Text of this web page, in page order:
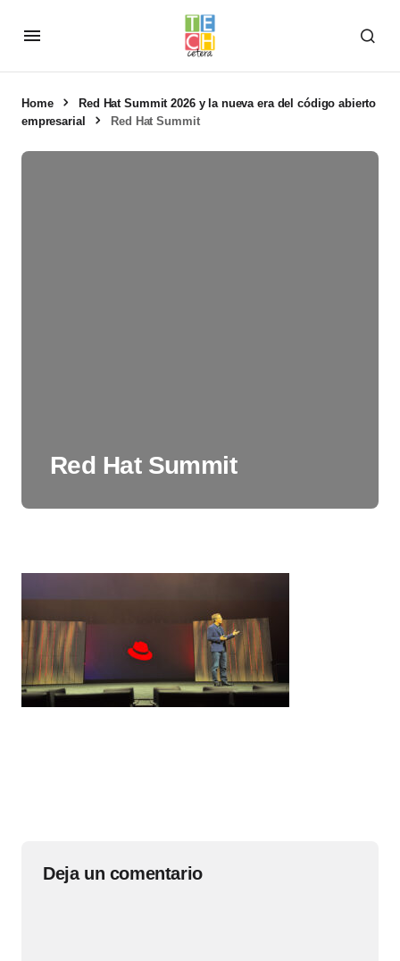
Home
Red Hat Summit 2026 y la nueva era del código abierto
empresarial
Red Hat Summit
Red Hat Summit
Deja un comentario